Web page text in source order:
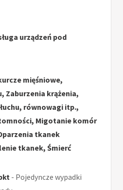
urządzeń pod
mięśniowe,
Zaburzenia krążenia,
równowagi itp.,
Migotanie komór
tkanek
tkanek, Śmierć
- Pojedyncze wypadki